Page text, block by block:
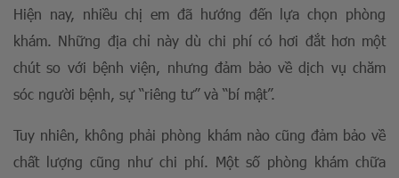
Hiện nay, nhiều chị em đã hướng đến lựa chọn phòng
khám. Những địa chỉ này dù chi phí có hơi đắt hơn một
chút so với bệnh viện, nhưng đảm bảo về dịch vụ chăm
sóc người bệnh, sự “riêng tư” và “bí mật”.
Tuy nhiên, không phải phòng khám nào cũng đảm bảo về
chất lượng cũng như chi phí. Một số phòng khám chữa